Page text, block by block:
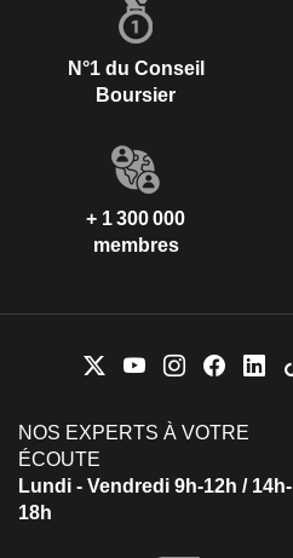
N°1 du Conseil
Boursier
+ 1 300 000
membres
NOS EXPERTS À VOTRE
ÉCOUTE
Lundi - Vendredi 9h-12h / 14h-
18h